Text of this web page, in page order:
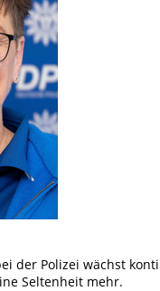
der Polizei wächst
Seltenheit mehr.